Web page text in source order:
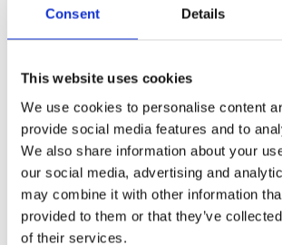
Consent Details
This website uses cookies
We use cookies to personalise content
provide social media features and to
We also share information about your
our social media, advertising and
may combine it with other information
provided to them or that they’ve
of their services.